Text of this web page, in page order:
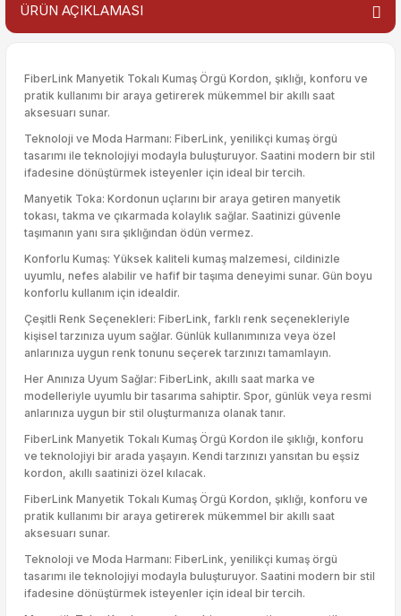
ÜRÜN AÇIKLAMASI
FiberLink Manyetik Tokalı Kumaş Örgü Kordon, şıklığı, konforu ve
pratik kullanımı bir araya getirerek mükemmel bir akıllı saat
aksesuarı sunar.
Teknoloji ve Moda Harmanı: FiberLink, yenilikçi kumaş örgü
tasarımı ile teknolojiyi modayla buluşturuyor. Saatini modern bir stil
ifadesine dönüştürmek isteyenler için ideal bir tercih.
Manyetik Toka: Kordonun uçlarını bir araya getiren manyetik
tokası, takma ve çıkarmada kolaylık sağlar. Saatinizi güvenle
taşımanın yanı sıra şıklığından ödün vermez.
Konforlu Kumaş: Yüksek kaliteli kumaş malzemesi, cildinizle
uyumlu, nefes alabilir ve hafif bir taşıma deneyimi sunar. Gün boyu
konforlu kullanım için idealdir.
Çeşitli Renk Seçenekleri: FiberLink, farklı renk seçenekleriyle
kişisel tarzınıza uyum sağlar. Günlük kullanımınıza veya özel
anlarınıza uygun renk tonunu seçerek tarzınızı tamamlayın.
Her Anınıza Uyum Sağlar: FiberLink, akıllı saat marka ve
modelleriyle uyumlu bir tasarıma sahiptir. Spor, günlük veya resmi
anlarınıza uygun bir stil oluşturmanıza olanak tanır.
FiberLink Manyetik Tokalı Kumaş Örgü Kordon ile şıklığı, konforu
ve teknolojiyi bir arada yaşayın. Kendi tarzınızı yansıtan bu eşsiz
kordon, akıllı saatinizi özel kılacak.
FiberLink Manyetik Tokalı Kumaş Örgü Kordon, şıklığı, konforu ve
pratik kullanımı bir araya getirerek mükemmel bir akıllı saat
aksesuarı sunar.
Teknoloji ve Moda Harmanı: FiberLink, yenilikçi kumaş örgü
tasarımı ile teknolojiyi modayla buluşturuyor. Saatini modern bir stil
ifadesine dönüştürmek isteyenler için ideal bir tercih.